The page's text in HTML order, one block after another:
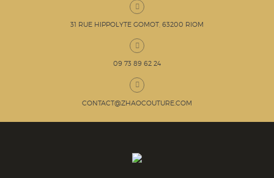
31 RUE HIPPOLYTE GOMOT, 63200 RIOM
09 73 89 62 24
CONTACT@ZHAOCOUTURE.COM